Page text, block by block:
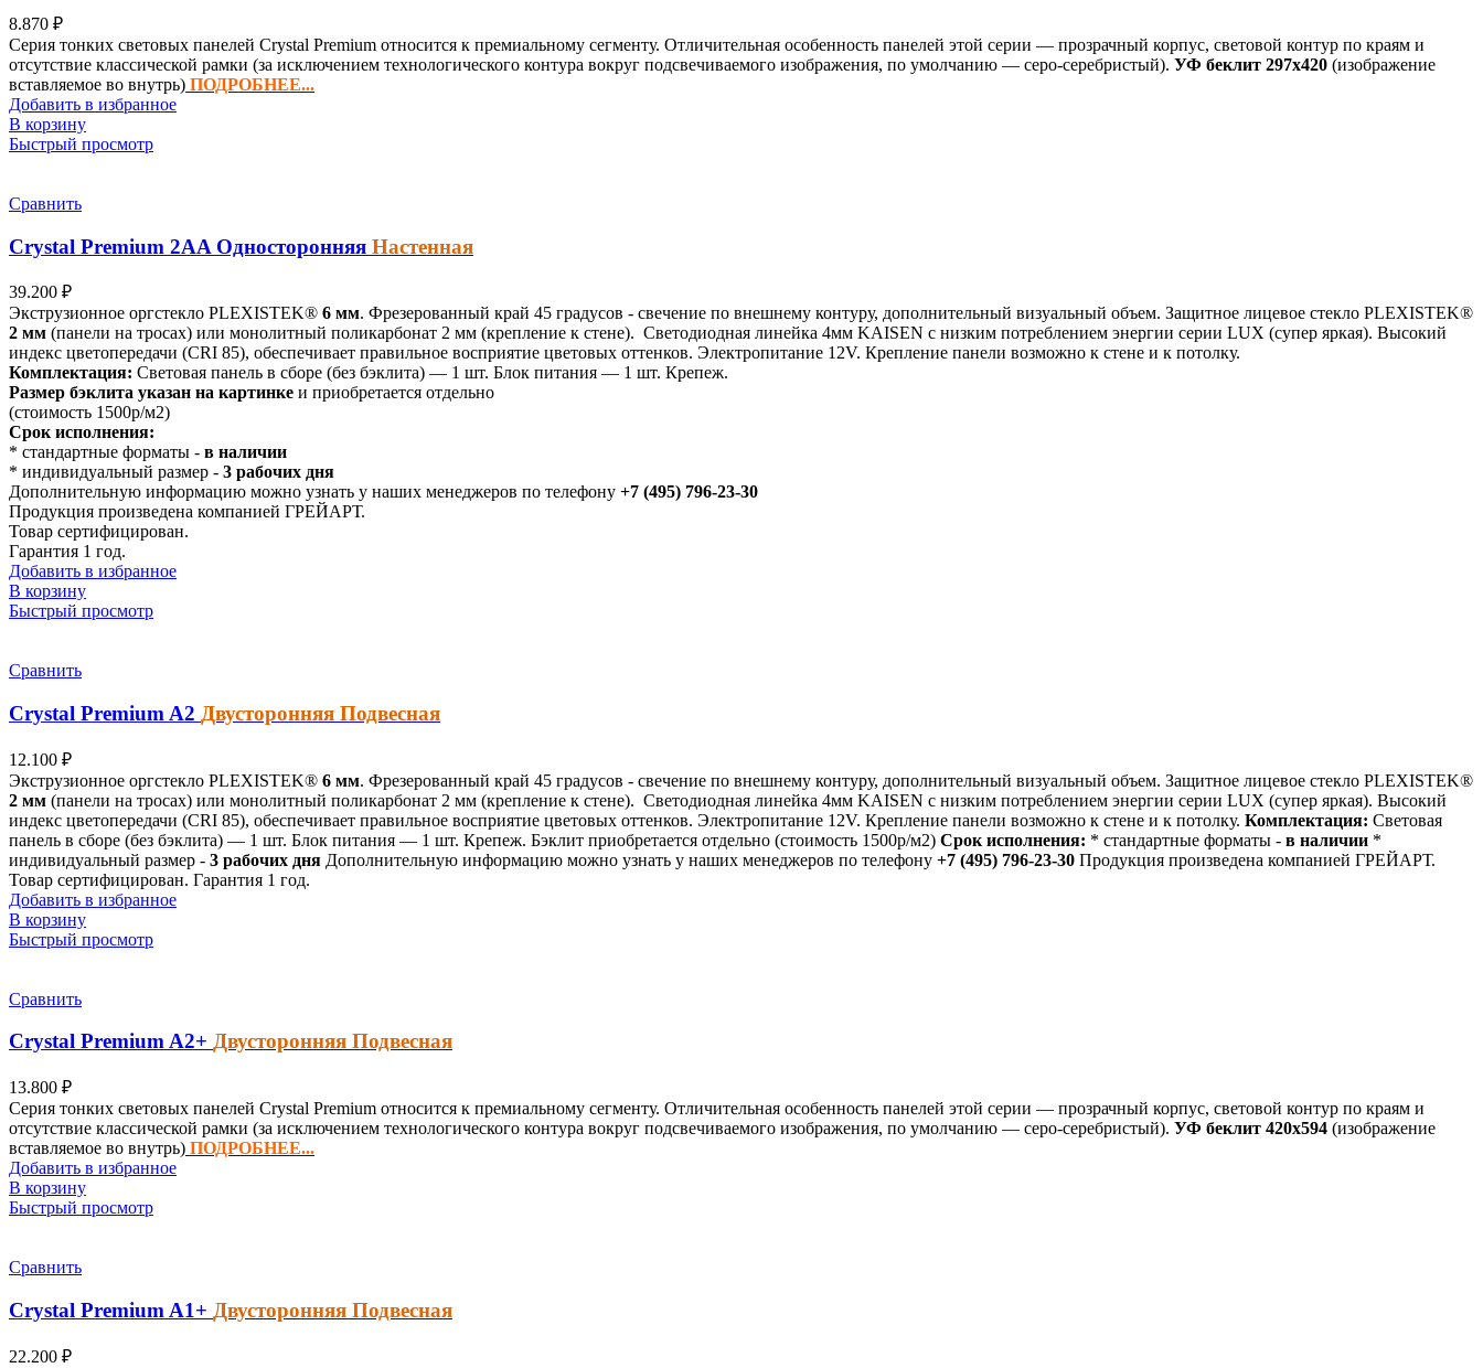
8.870 ₽
Серия тонких световых панелей Crystal Premium относится к премиальному сегменту. Отличительная особенность панелей этой серии — прозрачный корпус, световой контур по краям и
отсутствие классической рамки (за исключением технологического контура вокруг подсвечиваемого изображения, по умолчанию — серо-серебристый). УФ беклит 297х420 (изображение
вставляемое во внутрь) ПОДРОБНЕЕ...
Добавить в избранное
В корзину
Быстрый просмотр
Сравнить
Crystal Premium 2AA Односторонняя Настенная
39.200 ₽
Экструзионное оргстекло PLEXISTEK® 6 мм. Фрезерованный край 45 градусов - свечение по внешнему контуру, дополнительный визуальный объем. Защитное лицевое стекло PLEXISTEK®
2 мм (панели на тросах) или монолитный поликарбонат 2 мм (крепление к стене). Светодиодная линейка 4мм KAISEN с низким потреблением энергии серии LUX (супер яркая). Высокий
индекс цветопередачи (CRI 85), обеспечивает правильное восприятие цветовых оттенков. Электропитание 12V. Крепление панели возможно к стене и к потолку.
Комплектация: Световая панель в сборе (без бэклита) — 1 шт. Блок питания — 1 шт. Крепеж.
Размер бэклита указан на картинке и приобретается отдельно
(стоимость 1500р/м2)
Срок исполнения:
* стандартные форматы - в наличии
* индивидуальный размер - 3 рабочих дня
Дополнительную информацию можно узнать у наших менеджеров по телефону +7 (495) 796-23-30
Продукция произведена компанией ГРЕЙАРТ.
Товар сертифицирован.
Гарантия 1 год.
Добавить в избранное
В корзину
Быстрый просмотр
Сравнить
Crystal Premium A2 Двусторонняя Подвесная
12.100 ₽
Экструзионное оргстекло PLEXISTEK® 6 мм. Фрезерованный край 45 градусов - свечение по внешнему контуру, дополнительный визуальный объем. Защитное лицевое стекло PLEXISTEK®
2 мм (панели на тросах) или монолитный поликарбонат 2 мм (крепление к стене). Светодиодная линейка 4мм KAISEN с низким потреблением энергии серии LUX (супер яркая). Высокий
индекс цветопередачи (CRI 85), обеспечивает правильное восприятие цветовых оттенков. Электропитание 12V. Крепление панели возможно к стене и к потолку. Комплектация: Световая
панель в сборе (без бэклита) — 1 шт. Блок питания — 1 шт. Крепеж. Бэклит приобретается отдельно (стоимость 1500р/м2) Срок исполнения: * стандартные форматы - в наличии *
индивидуальный размер - 3 рабочих дня Дополнительную информацию можно узнать у наших менеджеров по телефону +7 (495) 796-23-30 Продукция произведена компанией ГРЕЙАРТ.
Товар сертифицирован. Гарантия 1 год.
Добавить в избранное
В корзину
Быстрый просмотр
Сравнить
Crystal PremiumA2+ Двусторонняя Подвесная
13.800 ₽
Серия тонких световых панелей Crystal Premium относится к премиальному сегменту. Отличительная особенность панелей этой серии — прозрачный корпус, световой контур по краям и
отсутствие классической рамки (за исключением технологического контура вокруг подсвечиваемого изображения, по умолчанию — серо-серебристый). УФ беклит 420х594 (изображение
вставляемое во внутрь) ПОДРОБНЕЕ...
Добавить в избранное
В корзину
Быстрый просмотр
Сравнить
Crystal Premium A1+ Двусторонняя Подвесная
22.200 ₽